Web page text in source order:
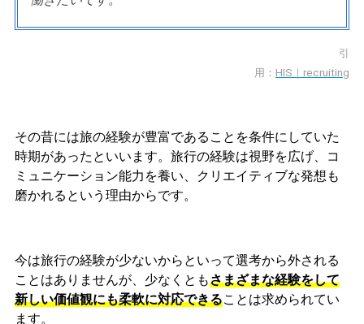
引
用： HIS｜recruiting
その昔には旅の経験が豊富であることを条件にしていた
時期があったといいます。旅行の経験は視野を広げ、コ
ミュニケーション能力を養い、クリエイティブな発想も
磨かれるという理由からです。
今は旅行の経験が少ないからといって選考から外される
ことはありませんが、少なくともさまざまな経験をして
新しい価値観にも柔軟に対応できること は求められてい
ます。